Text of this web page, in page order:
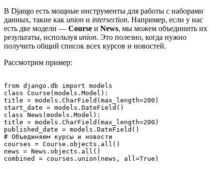
В Django есть мощные инструменты для работы с наборами
данных, такие как union и intersection. Например, если у нас
есть две модели — Course и News, мы можем объединить их
результаты, используя union. Это полезно, когда нужно
получить общий список всех курсов и новостей.
Рассмотрим пример:
from django.db import models
class Course(models.Model):
title = models.CharField(max_length=200)
start_date = models.DateField()
class News(models.Model):
title = models.CharField(max_length=200)
published_date = models.DateField()
# Объединяем курсы и новости
courses = Course.objects.all()
news = News.objects.all()